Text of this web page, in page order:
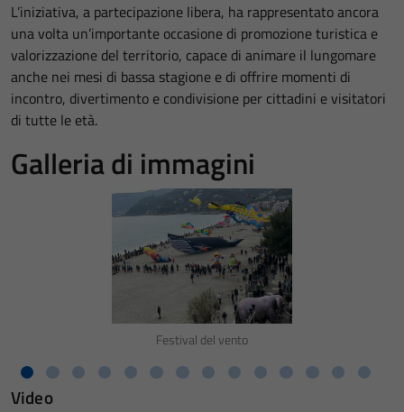
L’iniziativa, a partecipazione libera, ha rappresentato ancora
una volta un’importante occasione di promozione turistica e
valorizzazione del territorio, capace di animare il lungomare
anche nei mesi di bassa stagione e di offrire momenti di
incontro, divertimento e condivisione per cittadini e visitatori
di tutte le età.
Galleria di immagini
Festival del vento
Video